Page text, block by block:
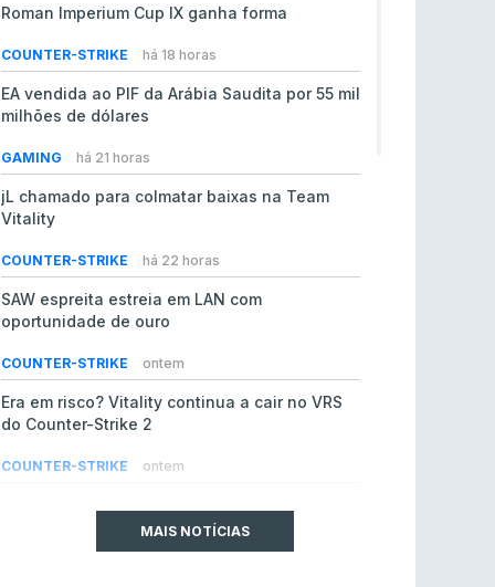
Roman Imperium Cup IX ganha forma
COUNTER-STRIKE há 18 horas
EA vendida ao PIF da Arábia Saudita por 55 mil
milhões de dólares
GAMING há 21 horas
jL chamado para colmatar baixas na Team
Vitality
COUNTER-STRIKE há 22 horas
SAW espreita estreia em LAN com
oportunidade de ouro
COUNTER-STRIKE ontem
Era em risco? Vitality continua a cair no VRS
do Counter-Strike 2
COUNTER-STRIKE ontem
comunitários de League of Legends
MAIS NOTÍCIAS